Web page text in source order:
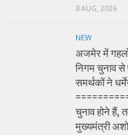
8 AUG, 2026
NEW
अजमेर में
निगम चुनाव
समर्थकों ने
चुनाव होने हैं,
मुख्यमंत्री